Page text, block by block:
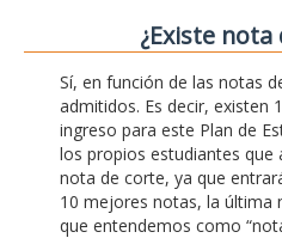
¿Existe nota
Sí, en función de las notas
admitidos. Es decir, existen
ingreso para este Plan de
los propios estudiantes que
nota de corte, ya que
10 mejores notas, la última
que entendemos como